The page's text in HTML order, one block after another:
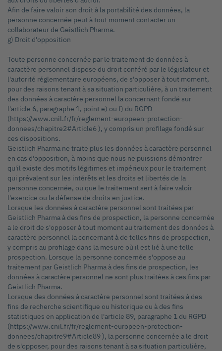
Afin de faire valoir son droit à la portabilité des données, la
personne concernée peut à tout moment contacter un
collaborateur de Geistlich Pharma.
g) Droit d'opposition
Toute personne concernée par le traitement de données à
caractère personnel dispose du droit conféré par le législateur et
l'autorité réglementaire européens, de s'opposer à tout moment,
pour des raisons tenant à sa situation particulière, à un traitement
des données à caractère personnel la concernant fondé sur
l'article 6, paragraphe 1, point e) ou f) du RGPD
(https://www.cnil.fr/fr/reglement-europeen-protection-
donnees/chapitre2#Article6 ), y compris un profilage fondé sur
ces dispositions.
Geistlich Pharma ne traite plus les données à caractère personnel
en cas d’opposition, à moins que nous ne puissions démontrer
qu'il existe des motifs légitimes et impérieux pour le traitement
qui prévalent sur les intérêts et les droits et libertés de la
personne concernée, ou que le traitement sert à faire valoir
l'exercice ou la défense de droits en justice.
Lorsque les données à caractère personnel sont traitées par
Geistlich Pharma à des fins de prospection, la personne concernée
a le droit de s'opposer à tout moment au traitement des données à
caractère personnel la concernant à de telles fins de prospection,
y compris au profilage dans la mesure où il est lié à une telle
prospection. Lorsque la personne concernée s'oppose au
traitement par Geistlich Pharma à des fins de prospection, les
données à caractère personnel ne sont plus traitées à ces fins par
Geistlich Pharma.
Lorsque des données à caractère personnel sont traitées à des
fins de recherche scientifique ou historique ou à des fins
statistiques en application de l'article 89, paragraphe 1 du RGPD
(https://www.cnil.fr/fr/reglement-europeen-protection-
donnees/chapitre9#Article89 ), la personne concernée a le droit
de s'opposer, pour des raisons tenant à sa situation particulière,